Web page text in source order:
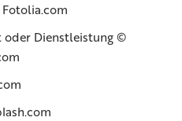
Dienstleistung©